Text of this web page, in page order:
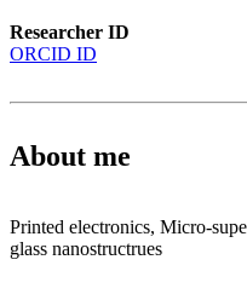
Researcher ID
ORCID ID
About me
Printed electronics, Micro-
glass nanostructrues